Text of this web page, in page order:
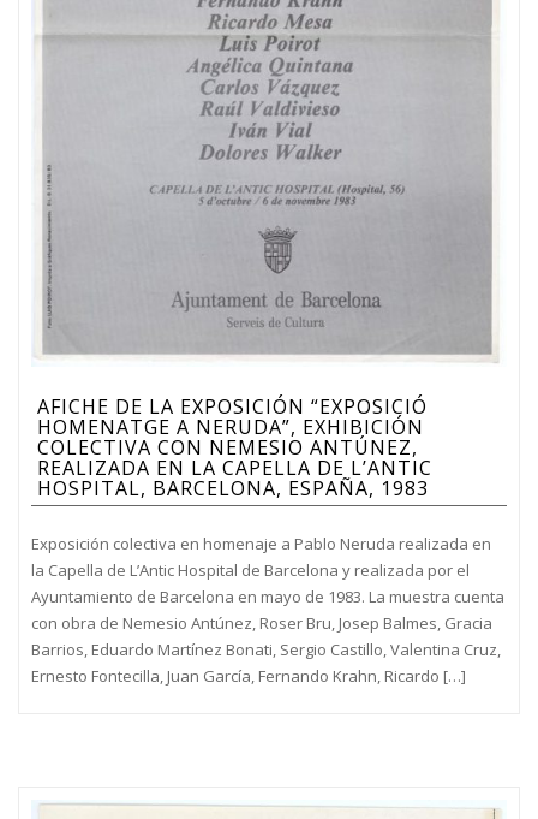
AFICHE DE LA EXPOSICIÓN “EXPOSICIÓ
HOMENATGE A NERUDA”, EXHIBICIÓN
COLECTIVA CON NEMESIO ANTÚNEZ,
REALIZADA EN LA CAPELLA DE L’ANTIC
HOSPITAL, BARCELONA, ESPAÑA, 1983
Exposición colectiva en homenaje a Pablo Neruda realizada en
la Capella de L’Antic Hospital de Barcelona y realizada por el
Ayuntamiento de Barcelona en mayo de 1983. La muestra cuenta
con obra de Nemesio Antúnez, Roser Bru, Josep Balmes, Gracia
Barrios, Eduardo Martínez Bonati, Sergio Castillo, Valentina Cruz,
Ernesto Fontecilla, Juan García, Fernando Krahn, Ricardo […]